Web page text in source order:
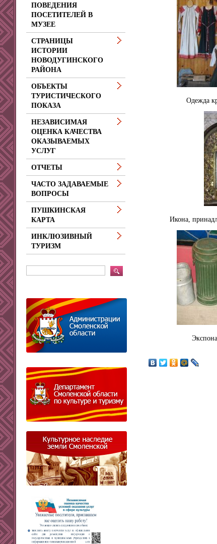
Одежда
Икона,
ПОВЕДЕНИЯ
ПОСЕТИТЕЛЕЙ В
МУЗЕЕ
СТРАНИЦЫ
ИСТОРИИ
НОВОДУГИНСКОГО
РАЙОНА
ОБЪЕКТЫ
ТУРИСТИЧЕСКОГО
ПОКАЗА
НЕЗАВИСИМАЯ
ОЦЕНКА КАЧЕСТВА
ОКАЗЫВАЕМЫХ
УСЛУГ
ОТЧЕТЫ
ЧАСТО ЗАДАВАЕМЫЕ
ВОПРОСЫ
ПУШКИНСКАЯ
КАРТА
ИНКЛЮЗИВНЫЙ
ТУРИЗМ